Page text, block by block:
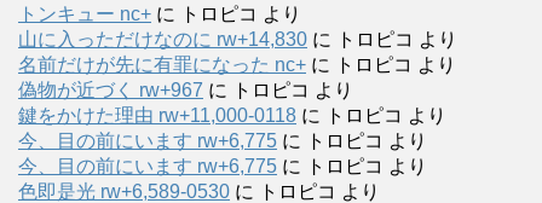
トンキュー nc+ に トロピコ より
山に入っただけなのに rw+14,830 に トロピコ より
名前だけが先に有罪になった nc+ に トロピコ より
偽物が近づく rw+967 に トロピコ より
鍵をかけた理由 rw+11,000-0118 に トロピコ より
今、目の前にいます rw+6,775 に トロピコ より
今、目の前にいます rw+6,775 に トロピコ より
色即是光 rw+6,589-0530 に トロピコ より